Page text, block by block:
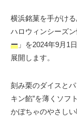
横浜銘菓を手がけ
ハロウィンシーズ
ー 」を2024年9月1
展開します。
刻み栗のダイスと
キン餡”を薄くソフ
かぼちゃのやさし